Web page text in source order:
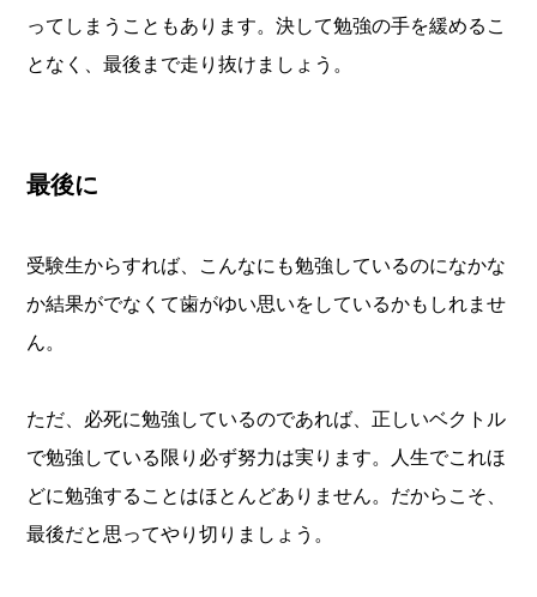
ってしまうこともあります。決して勉強の手を緩めるこ
となく、最後まで走り抜けましょう。
最後に
受験生からすれば、こんなにも勉強しているのになかな
か結果がでなくて歯がゆい思いをしているかもしれませ
ん。
ただ、必死に勉強しているのであれば、正しいベクトル
で勉強している限り必ず努力は実ります。人生でこれほ
どに勉強することはほとんどありません。だからこそ、
最後だと思ってやり切りましょう。